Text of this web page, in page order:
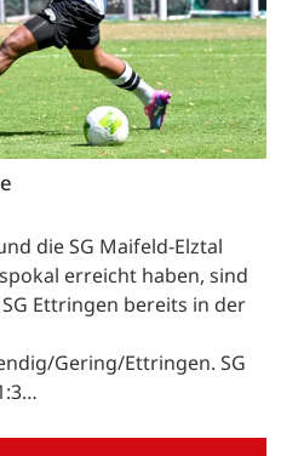
die SG Maifeld-Elztal
erreicht haben, sind
Ettringen bereits in der
Gering/Ettringen. SG